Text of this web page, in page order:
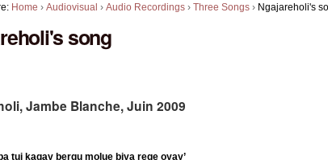
Home ›Audiovisual ›Audio Recordings ›Three Songs › Ngajareholi's
song
Jambe Blanche, Juin 2009
tui kagay bergu molue biya rege oyay’